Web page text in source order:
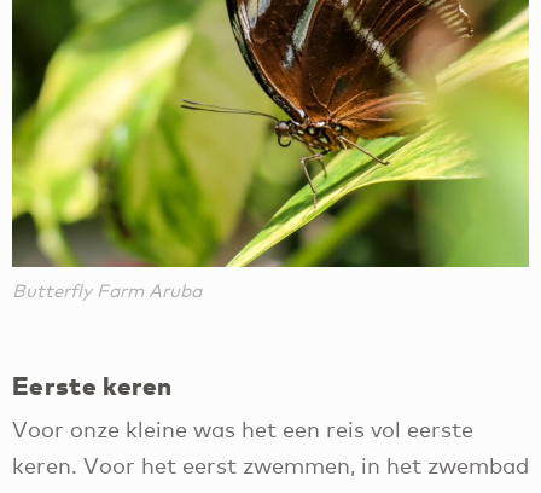
Butterfly Farm Aruba
Eerste keren
Voor onze kleine was het een reis vol eerste
keren. Voor het eerst zwemmen, in het zwembad